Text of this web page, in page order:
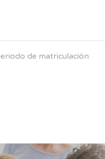
de matriculación